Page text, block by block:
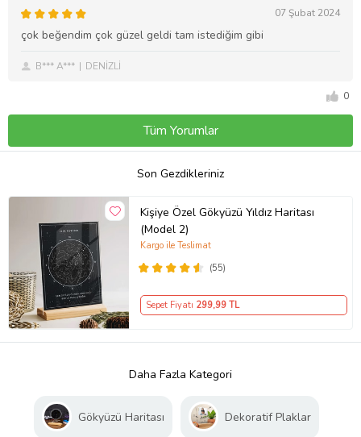
07 Şubat 2024
çok beğendim çok güzel geldi tam istediğim gibi
B*** A*** DENİZLİ
0
Tüm Yorumlar
Son Gezdikleriniz
Kişiye Özel Gökyüzü Yıldız Haritası
(Model 2)
(55)
Kargo ile Teslimat
Sepet Fiyatı 299,99 TL
Daha Fazla Kategori
Gökyüzü Haritası Dekoratif Plaklar